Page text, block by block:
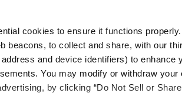
cookies to ensure it functions
beacons, to collect and share, with our
and device identifiers) to
You may modify or withdraw
by clicking “Do Not Sell or